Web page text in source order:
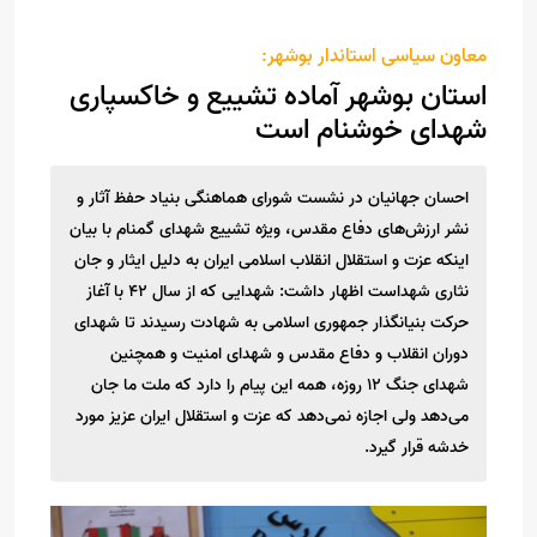
معاون سیاسی استاندار بوشهر:
استان بوشهر آماده تشییع و خاکسپاری
شهدای خوشنام است
احسان جهانیان در نشست شورای هماهنگی بنیاد حفظ آثار و
نشر ارزش‌های دفاع مقدس، ویژه تشییع شهدای گمنام با بیان
اینکه عزت و استقلال انقلاب اسلامی ایران به دلیل ایثار و جان
نثاری شهداست اظهار داشت: شهدایی که از سال ۴۲ با آغاز
حرکت بنیانگذار جمهوری اسلامی به شهادت رسیدند تا شهدای
دوران انقلاب و دفاع مقدس و شهدای امنیت و همچنین
شهدای جنگ ۱۲ روزه، همه این پیام را دارد که ملت ما جان
می‌دهد ولی اجازه نمی‌دهد که عزت و استقلال ایران عزیز مورد
خدشه قرار گیرد.